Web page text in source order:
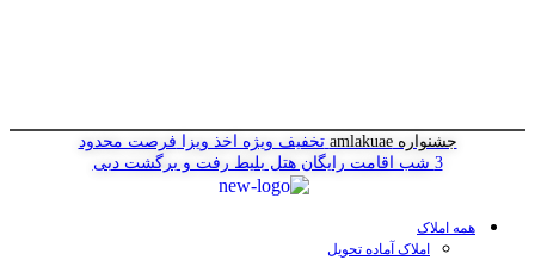
جشنواره amlakuae تخفیف ویژه اخذ ویزا فرصت محدود
3 شب اقامت رایگان هتل
بلیط رفت و برگشت دبی
همه املاک
املاک آماده تحویل